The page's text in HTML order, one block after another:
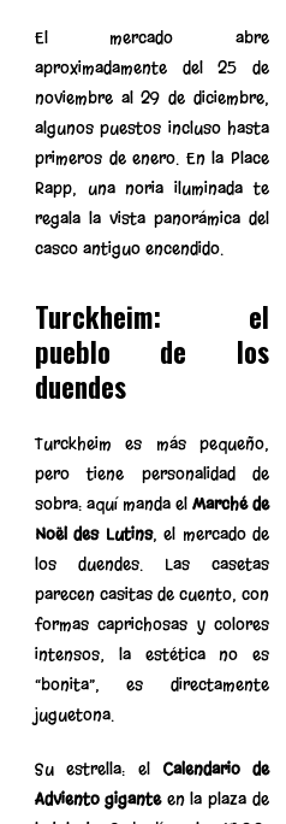
El mercado abre
aproximadamente del 25 de
noviembre al 29 de diciembre,
algunos puestos incluso hasta
primeros de enero. En la Place
Rapp, una noria iluminada te
regala la vista panorámica del
casco antiguo encendido.
Turckheim: el
pueblo de los
duendes
Turckheim es más pequeño,
pero tiene personalidad de
sobra: aquí manda el Marché de
Noël des Lutins, el mercado de
los duendes. Las casetas
parecen casitas de cuento, con
formas caprichosas y colores
intensos; la estética no es
“bonita”, es directamente
juguetona.
Su estrella: el Calendario de
Adviento giganteen la plaza de